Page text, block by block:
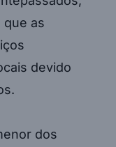
que as
devido
dos